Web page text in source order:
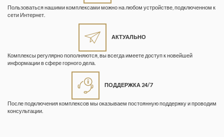
Пользоваться нашими комплексами можно на любом устройстве, подключенном к
сети Интернет.
АКТУАЛЬНО
Комплексы регулярно пополняются, вы всегда имеете доступ к новейшей
информации в сфере горного дела.
ПОДДЕРЖКА 24/7
После подключения комплексов мы оказываем постоянную поддержку и проводим
консультации.
Горнопромышленные ведомости
Кузбасса. Информационный
безопасность»
Информационный бюллетень